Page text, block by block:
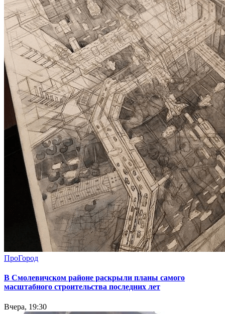
ПроГород
В Смолевичском районе раскрыли планы самого
масштабного строительства последних лет
Вчера, 19:30